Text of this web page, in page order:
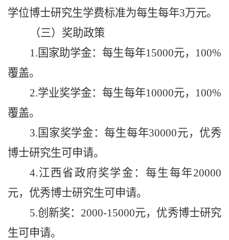
学位博士研究生学费标准为每生每年3万元。
（三）奖助政策
1.国家助学金：每生每年15000元，100%
覆盖。
2.学业奖学金：每生每年10000元，100%
覆盖。
3.国家奖学金：每生每年30000元，优秀
博士研究生可申请。
4.江西省政府奖学金：每生每年20000
元，优秀博士研究生可申请。
5.创新奖：2000-15000元，优秀博士研究
生可申请。